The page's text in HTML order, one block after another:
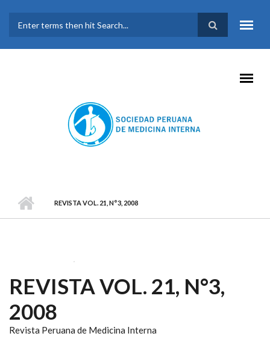
FORMULARIO DE
BÚSQUEDA
REVISTA VOL. 21, N°3, 2008
REVISTA VOL. 21, N°3,
2008
Revista Peruana de Medicina Interna